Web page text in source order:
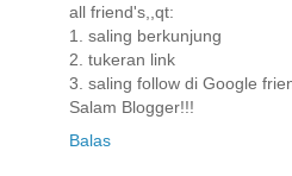
all friend's,,qt:
1. saling berkunjung
2. tukeran link
3. saling follow di Google
Salam Blogger!!!
Balas